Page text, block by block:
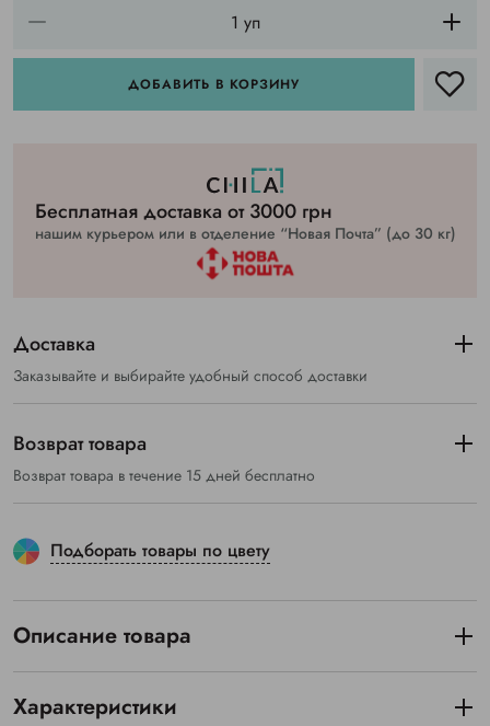
ДОБАВИТЬ В КОРЗИНУ
Бесплатная доставка от 3000 грн
нашим курьером или в отделение “Новая Почта” (до 30 кг)
Доставка
Заказывайте и выбирайте удобный способ доставки
Возврат товара
Возврат товара в течение 15 дней бесплатно
Подборать товары по цвету
Описание товара
Характеристики